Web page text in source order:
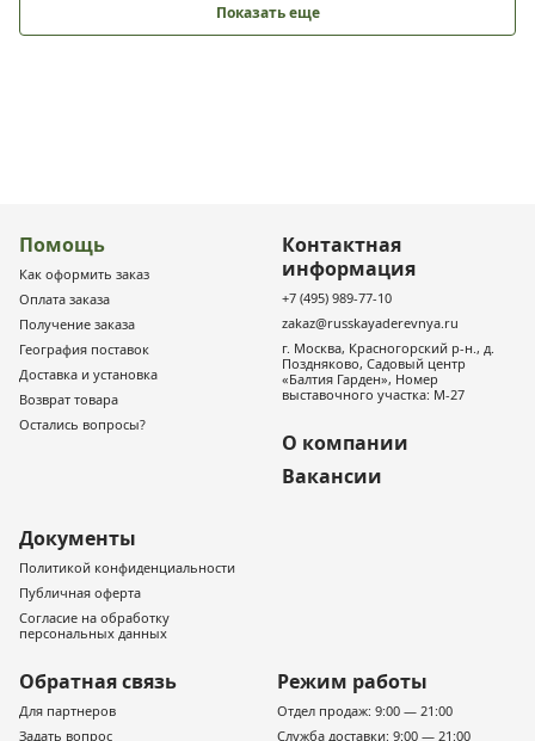
Показать еще
Помощь
Как оформить заказ
Оплата заказа
Получение заказа
География поставок
Доставка и установка
Возврат товара
Остались вопросы?
Контактная
информация
+7 (495) 989-77-10
zakaz@russkayaderevnya.ru
г. Москва, Красногорский р-н., д.
Поздняково, Садовый центр
«Балтия Гарден», Номер
выставочного участка: М-27
О компании
Вакансии
Документы
Политикой конфиденциальности
Публичная оферта
Согласие на обработку
персональных данных
Обратная связь
Для партнеров
Задать вопрос
Режим работы
Отдел продаж: 9:00 — 21:00
Служба доставки: 9:00 — 21:00